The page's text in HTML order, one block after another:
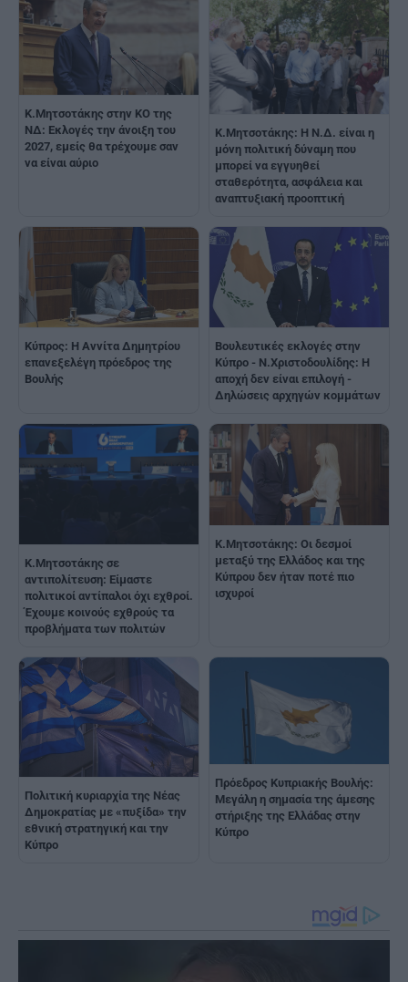
K.Μητσοτάκης στην ΚΟ της
ΝΔ: Εκλογές την άνοιξη του
2027, εμείς θα τρέχουμε σαν
να είναι αύριο
Κ.Μητσοτάκης: Η Ν.Δ. είναι η
μόνη πολιτική δύναμη που
μπορεί να εγγυηθεί
σταθερότητα, ασφάλεια και
αναπτυξιακή προοπτική
Κύπρος: Η Αννίτα Δημητρίου
επανεξελέγη πρόεδρος της
Βουλής
Βουλευτικές εκλογές στην
Κύπρο - Ν.Χριστοδουλίδης: Η
αποχή δεν είναι επιλογή -
Δηλώσεις αρχηγών κομμάτων
Κ.Μητσοτάκης σε
αντιπολίτευση: Είμαστε
πολιτικοί αντίπαλοι όχι εχθροί.
Έχουμε κοινούς εχθρούς τα
προβλήματα των πολιτών
Κ.Μητσοτάκης: Οι δεσμοί
μεταξύ της Ελλάδος και της
Κύπρου δεν ήταν ποτέ πιο
ισχυροί
Πολιτική κυριαρχία της Νέας
Δημοκρατίας με «πυξίδα» την
εθνική στρατηγική και την
Κύπρο
Πρόεδρος Κυπριακής Βουλής:
Μεγάλη η σημασία της άμεσης
στήριξης της Ελλάδας στην
Κύπρο